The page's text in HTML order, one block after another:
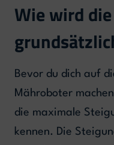
Wie wird
Bevor du dich auf
Mähroboter
die maximale
kennen. Die